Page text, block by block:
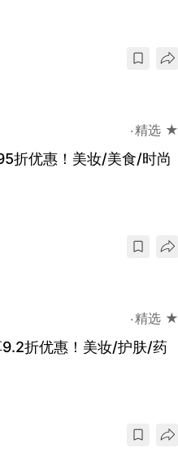
精选 ★
折优惠！美妆/美食/时尚
精选 ★
折优惠！美妆/护肤/药